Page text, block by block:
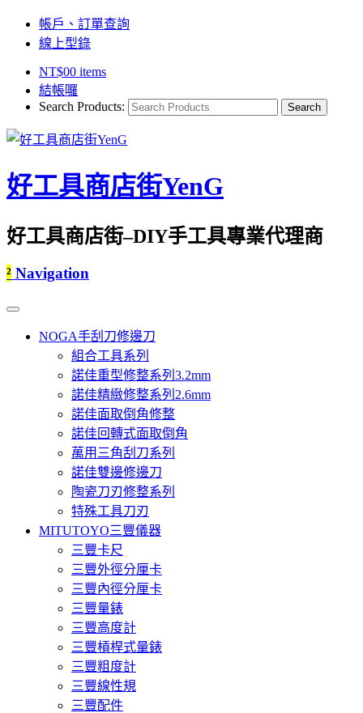
帳戶、訂單查詢
線上型錄
NT$00 items
結帳囉
Search Products:
好工具商店街YenG
好工具商店街–DIY手工具專業代理商
² Navigation
NOGA手刮刀修邊刀
組合工具系列
諾佳重型修整系列3.2mm
諾佳精緻修整系列2.6mm
諾佳面取倒角修整
諾佳回轉式面取倒角
萬用三角刮刀系列
諾佳雙邊修邊刀
陶瓷刀刃修整系列
特殊工具刀刃
MITUTOYO三豐儀器
三豐卡尺
三豐外徑分厘卡
三豐內徑分厘卡
三豐量錶
三豐高度計
三豐槓桿式量錶
三豐粗度計
三豐線性規
三豐配件